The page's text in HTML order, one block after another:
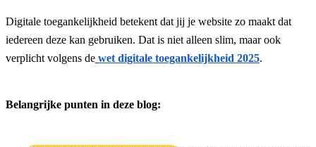
Digitale toegankelijkheid betekent dat jij je website zo maakt dat
iedereen deze kan gebruiken. Dat is niet alleen slim, maar ook
verplicht volgens de wet digitale toegankelijkheid 2025.
Belangrijke punten in deze blog: